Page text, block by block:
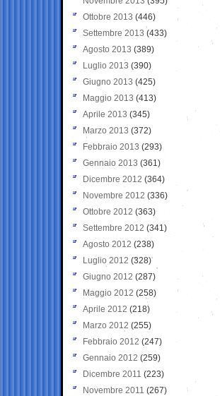
Ottobre 2013 (446)
Settembre 2013 (433)
Agosto 2013 (389)
Luglio 2013 (390)
Giugno 2013 (425)
Maggio 2013 (413)
Aprile 2013 (345)
Marzo 2013 (372)
Febbraio 2013 (293)
Gennaio 2013 (361)
Dicembre 2012 (364)
Novembre 2012 (336)
Ottobre 2012 (363)
Settembre 2012 (341)
Agosto 2012 (238)
Luglio 2012 (328)
Giugno 2012 (287)
Maggio 2012 (258)
Aprile 2012 (218)
Marzo 2012 (255)
Febbraio 2012 (247)
Gennaio 2012 (259)
Dicembre 2011 (223)
Novembre 2011 (267)